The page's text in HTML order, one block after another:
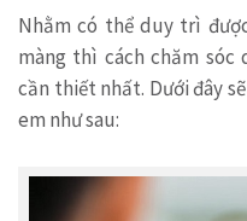
Nhằm có thể duy trì
màng thì cách chăm sóc
cần thiết nhất. Dưới đây
em như sau: